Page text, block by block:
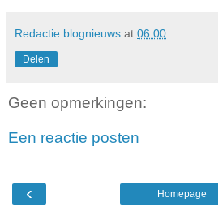
Redactie blognieuws at 06:00
Delen
Geen opmerkingen:
Een reactie posten
‹ Homepage